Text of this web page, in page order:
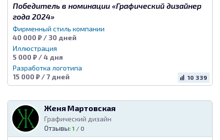
Победитель в номинации «Графический дизайнер
года 2024»
Фирменный стиль компании
40 000 ₽ / 30 дней
Иллюстрация
5 000 ₽ / 4 дня
Разработка логотипа
15 000 ₽ / 7 дней
10 339
Женя Мартовская
Графический дизайн
Отзывы: 1 / 0